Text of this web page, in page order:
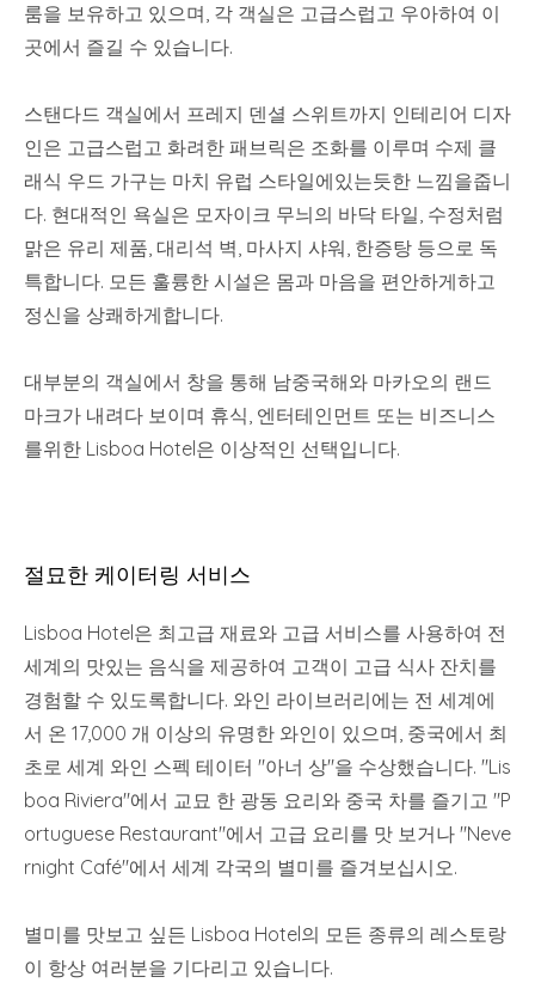
룸을 보유하고 있으며, 각 객실은 고급스럽고 우아하여 이
곳에서 즐길 수 있습니다.
스탠다드 객실에서 프레지 덴셜 스위트까지 인테리어 디자
인은 고급스럽고 화려한 패브릭은 조화를 이루며 수제 클
래식 우드 가구는 마치 유럽 스타일에있는듯한 느낌을줍니
다. 현대적인 욕실은 모자이크 무늬의 바닥 타일, 수정처럼
맑은 유리 제품, 대리석 벽, 마사지 샤워, 한증탕 등으로 독
특합니다. 모든 훌륭한 시설은 몸과 마음을 편안하게하고
정신을 상쾌하게합니다.
대부분의 객실에서 창을 통해 남중국해와 마카오의 랜드
마크가 내려다 보이며 휴식, 엔터테인먼트 또는 비즈니스
를위한 Lisboa Hotel은 이상적인 선택입니다.
절묘한 케이터링 서비스
Lisboa Hotel은 최고급 재료와 고급 서비스를 사용하여 전
세계의 맛있는 음식을 제공하여 고객이 고급 식사 잔치를
경험할 수 있도록합니다. 와인 라이브러리에는 전 세계에
서 온 17,000 개 이상의 유명한 와인이 있으며, 중국에서 최
초로 세계 와인 스펙 테이터 "아너 상"을 수상했습니다. "Lis
boa Riviera"에서 교묘 한 광동 요리와 중국 차를 즐기고 "P
ortuguese Restaurant"에서 고급 요리를 맛 보거나 "Neve
rnight Café"에서 세계 각국의 별미를 즐겨보십시오.
별미를 맛보고 싶든 Lisboa Hotel의 모든 종류의 레스토랑
이 항상 여러분을 기다리고 있습니다.